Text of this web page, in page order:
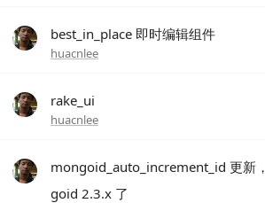
best_in_place 即时编辑组件
huacnlee
rake_ui
huacnlee
mongoid_auto_increment_id 更新
goid 2.3.x 了